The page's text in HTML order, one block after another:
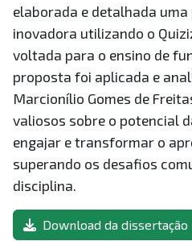
elaborada e detalhada
inovadora utilizando o
voltada para o ensino de
proposta foi aplicada e
Marcionílio Gomes de
valiosos sobre o potencial
engajar e transformar o
superando os desafios
disciplina.
Download da dissertação